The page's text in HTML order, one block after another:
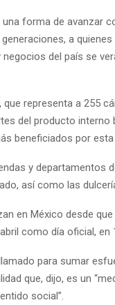
forma de avanzar
a
del país se
, que representa a 255
del producto interno
beneficiados por
y departamentos
así como las
en México desde
como día oficial, en
para sumar
que, dijo, es un
social”.